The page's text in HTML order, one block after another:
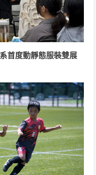
首度動靜態服裝雙展